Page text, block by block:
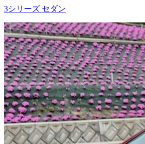
3シリーズ セダン